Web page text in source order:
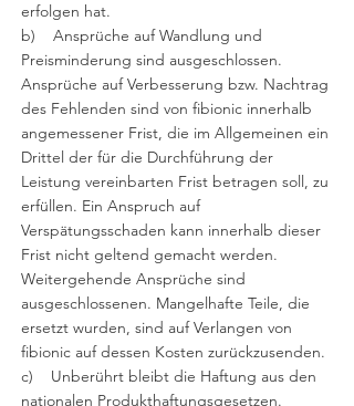
erfolgen hat.
b) Ansprüche auf Wandlung und
Preisminderung sind ausgeschlossen.
Ansprüche auf Verbesserung bzw. Nachtrag
des Fehlenden sind von fibionic innerhalb
angemessener Frist, die im Allgemeinen ein
Drittel der für die Durchführung der
Leistung vereinbarten Frist betragen soll, zu
erfüllen. Ein Anspruch auf
Verspätungsschaden kann innerhalb dieser
Frist nicht geltend gemacht werden.
Weitergehende Ansprüche sind
ausgeschlossenen. Mangelhafte Teile, die
ersetzt wurden, sind auf Verlangen von
fibionic auf dessen Kosten zurückzusenden.
c) Unberührt bleibt die Haftung aus den
nationalen Produkthaftungsgesetzen.